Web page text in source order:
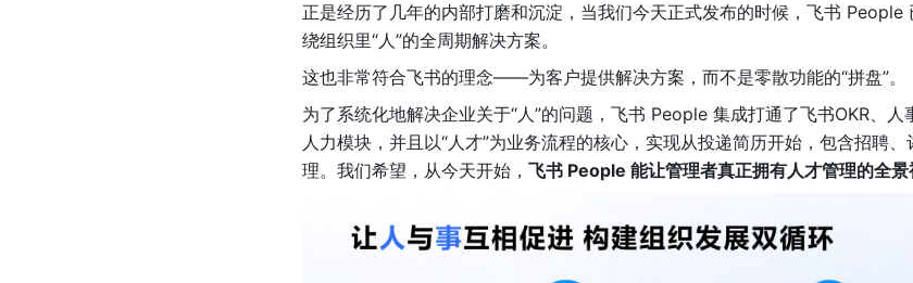
正是经历了几年的内部打磨和沉淀，当我们今天正式发布的时候，飞书 People
绕组织里“人”的全周期解决方案。
这也非常符合飞书的理念——为客户提供解决方案，而不是零散功能的“拼盘”。
为了系统化地解决企业关于“人”的问题，飞书 People 集成打通了飞书OKR、
人力模块，并且以“人才”为业务流程的核心，实现从投递简历开始，包含招聘
理。我们希望，从今天开始， 飞书 People 能让管理者真正拥有人才管理的全景